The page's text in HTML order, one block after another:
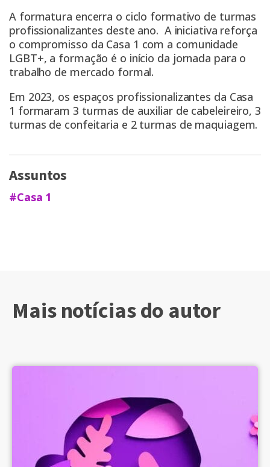
A formatura encerra o ciclo formativo de turmas
profissionalizantes deste ano. A iniciativa reforça
o compromisso da Casa 1 com a comunidade
LGBT+, a formação é o início da jornada para o
trabalho de mercado formal.
Em 2023, os espaços profissionalizantes da Casa
1 formaram 3 turmas de auxiliar de cabeleireiro, 3
turmas de confeitaria e 2 turmas de maquiagem.
Assuntos
#Casa 1
Mais notícias do autor